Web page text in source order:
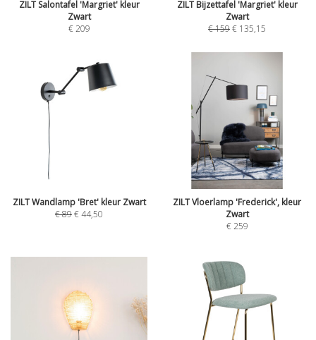
ZILT Salontafel 'Margriet' kleur
Zwart
€209
ZILT Bijzettafel 'Margriet' kleur
Zwart
€159€ 135,15
ZILT Wandlamp 'Bret' kleur Zwart
€89€44,50
ZILT Vloerlamp 'Frederick', kleur
Zwart
€259